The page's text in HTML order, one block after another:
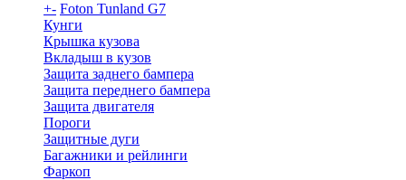
+- Foton Tunland G7
Кунги
Крышка кузова
Вкладыш в кузов
Защита заднего бампера
Защита переднего бампера
Защита двигателя
Пороги
Защитные дуги
Багажники и рейлинги
Фаркоп